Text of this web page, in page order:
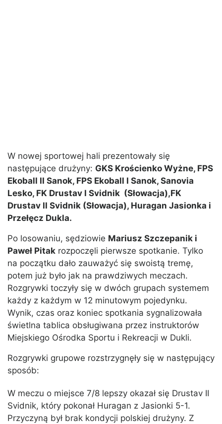
W nowej sportowej hali prezentowały się
następujące drużyny: GKS Krościenko Wyżne, FPS
Ekoball II Sanok, FPS Ekoball I Sanok, Sanovia
Lesko, FK Drustav I Svidnik (Słowacja),FK
Drustav II Svidnik (Słowacja), Huragan Jasionka i
Przełęcz Dukla.
Po losowaniu, sędziowie Mariusz Szczepanik i
Paweł Pitak rozpoczęli pierwsze spotkanie. Tylko
na początku dało zauważyć się swoistą tremę,
potem już było jak na prawdziwych meczach.
Rozgrywki toczyły się w dwóch grupach systemem
każdy z każdym w 12 minutowym pojedynku.
Wynik, czas oraz koniec spotkania sygnalizowała
świetlna tablica obsługiwana przez instruktorów
Miejskiego Ośrodka Sportu i Rekreacji w Dukli.
Rozgrywki grupowe rozstrzygnęły się w następujący
sposób:
W meczu o miejsce 7/8 lepszy okazał się Drustav II
Svidnik, który pokonał Huragan z Jasionki 5-1.
Przyczyną był brak kondycji polskiej drużyny. Z